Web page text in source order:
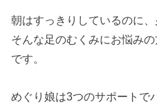
朝はすっきりしているのに、
そんな足のむくみにお悩み
です。
めぐり娘は3つのサポートで